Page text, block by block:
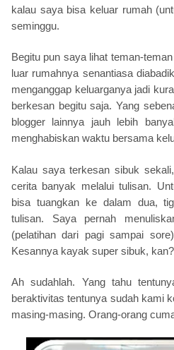
kalau saya bisa keluar rumah
seminggu.
Begitu pun saya lihat teman-
luar rumahnya senantiasa
menganggap keluarganya jadi
berkesan begitu saja. Yang
blogger lainnya jauh lebih
menghabiskan waktu bersama
Kalau saya terkesan sibuk
cerita banyak melalui tulisan.
bisa tuangkan ke dalam dua,
tulisan. Saya pernah
(pelatihan dari pagi sampai
Kesannya kayak super sibuk, kan?
Ah sudahlah. Yang tahu
beraktivitas tentunya sudah kami
masing-masing. Orang-orang